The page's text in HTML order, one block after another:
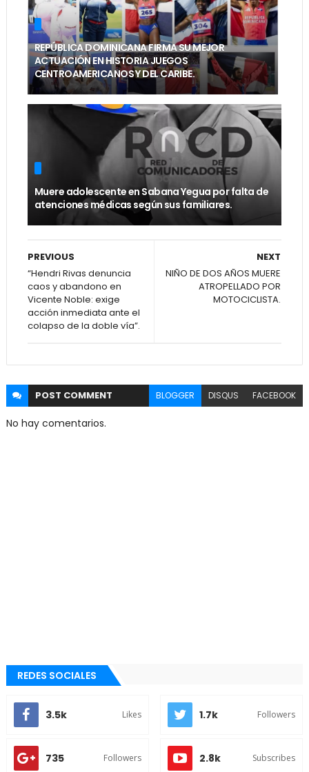
REPÚBLICA DOMINICANA FIRMA SU MEJOR
ACTUACIÓN EN HISTORIA JUEGOS
CENTROAMERICANOS Y DEL CARIBE.
Muere adolescente en Sabana Yegua por falta de
atenciones médicas según sus familiares.
NEXT
NIÑO DE DOS AÑOS MUERE
ATROPELLADO POR
MOTOCICLISTA.
PREVIOUS
“Hendri Rivas denuncia
caos y abandono en
Vicente Noble: exige
acción inmediata ante el
colapso de la doble vía”.
POST COMMENT BLOGGER DISQUS FACEBOOK
No hay comentarios.
REDES SOCIALES
3.5k Likes 1.7k Followers
735 Followers 2.8k Subscribes